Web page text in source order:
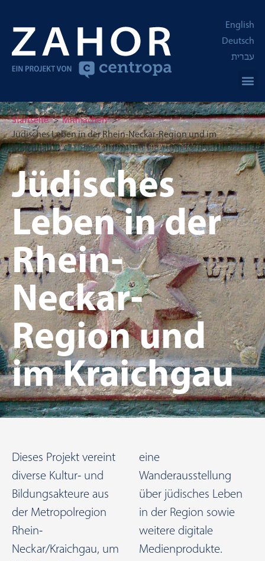
English
Deutsch
עברית
Startseite
Mitmachen
Jüdisches Leben in der Rhein-Neckar-Region und im
Kraichgau
Jüdisches
Leben in der
Rhein-
Neckar-
Region und
im Kraichgau
Dieses Projekt vereint
diverse Kultur- und
Bildungsakteure aus
der Metropolregion
Rhein-
Neckar/Kraichgau, um
eine
Wanderausstellung
über jüdisches Leben
in der Region sowie
weitere digitale
Medienprodukte.